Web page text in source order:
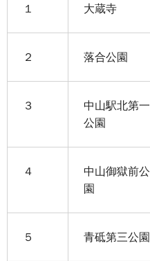
１ 大蔵寺
２ 落合公園
３
中山駅北第一
公園
４
中山御獄前公
園
５ 青砥第三公園